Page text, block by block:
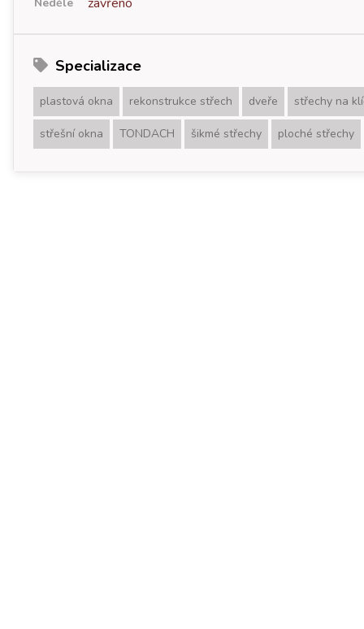
Specializace
plastová okna rekonstrukce střech dveře střechy na
střešní okna TONDACH šikmé střechy ploché střechy